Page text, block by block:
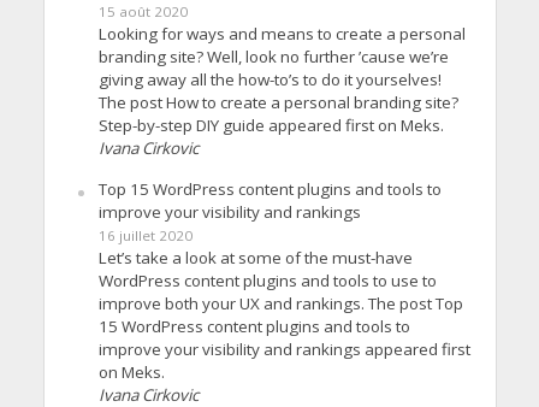
15 août 2020
Looking for ways and means to create a personal
branding site? Well, look no further ’cause we’re
giving away all the how-to’s to do it yourselves!
The post How to create a personal branding site?
Step-by-step DIY guide appeared first on Meks.
Ivana Cirkovic
Top 15 WordPress content plugins and tools to
improve your visibility and rankings
16 juillet 2020
Let’s take a look at some of the must-have
WordPress content plugins and tools to use to
improve both your UX and rankings. The post Top
15 WordPress content plugins and tools to
improve your visibility and rankings appeared first
on Meks.
Ivana Cirkovic